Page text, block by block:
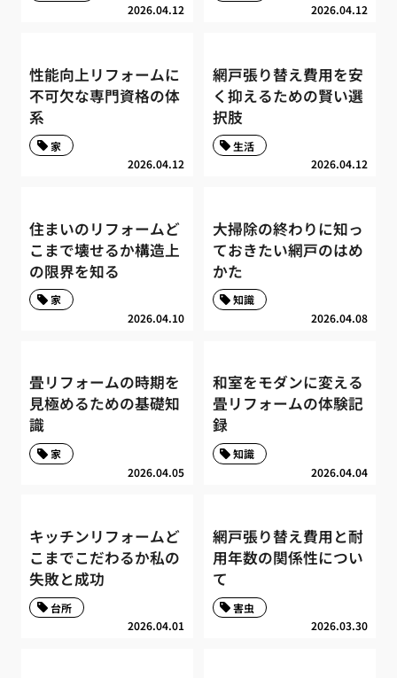
2026.04.12 2026.04.12
性能向上リフォームに
不可欠な専門資格の体
系
2026.04.12
家
網戸張り替え費用を安
く抑えるための賢い選
択肢
2026.04.12
生活
住まいのリフォームど
こまで壊せるか構造上
の限界を知る
2026.04.10
家
大掃除の終わりに知っ
ておきたい網戸のはめ
かた
2026.04.08
知識
畳リフォームの時期を
見極めるための基礎知
識
2026.04.05
家
和室をモダンに変える
畳リフォームの体験記
録
2026.04.04
知識
キッチンリフォームど
こまでこだわるか私の
失敗と成功
2026.04.01
台所
網戸張り替え費用と耐
用年数の関係性につい
て
2026.03.30
害虫